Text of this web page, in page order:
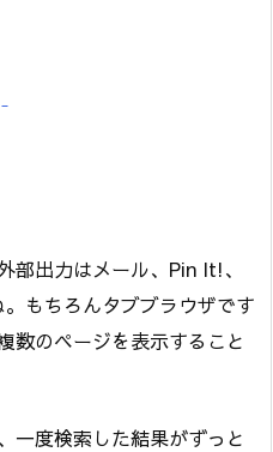
部出力はメール、Pin It!、
もちろんタブブラウザです
数のページを表示すること
一度検索した結果がずっと